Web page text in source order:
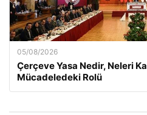
05/08/2026
Çerçeve Yasa Nedir, Neleri
Mücadeledeki Rolü